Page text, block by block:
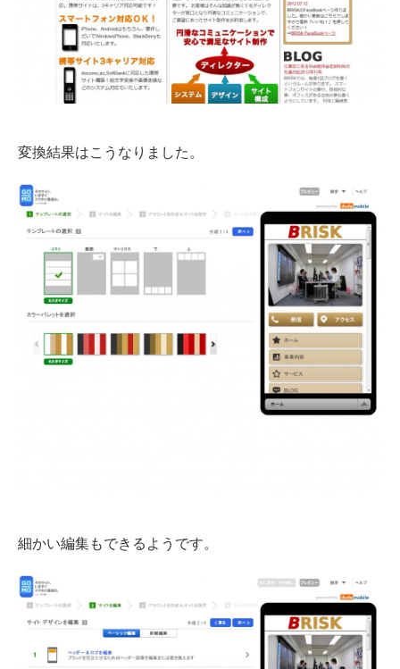
変換結果はこうなりました。
細かい編集もできるようです。